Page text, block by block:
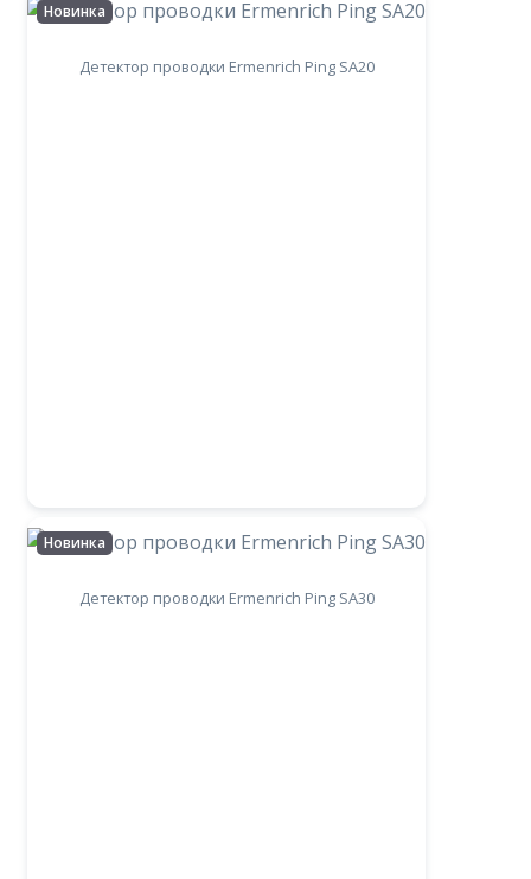
Новинка
Детектор проводки Ermenrich Ping SA20
Новинка
Детектор проводки Ermenrich Ping SA30